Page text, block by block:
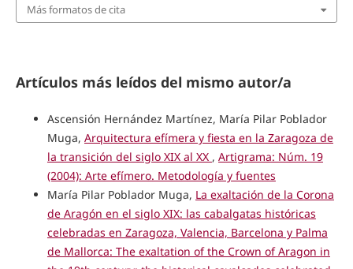
Más formatos de cita
Artículos más leídos del mismo autor/a
Ascensión Hernández Martínez, María Pilar Poblador
Muga, Arquitectura efímera y fiesta en la Zaragoza de
la transición del siglo XIX al XX , Artigrama: Núm. 19
(2004): Arte efímero. Metodología y fuentes
María Pilar Poblador Muga, La exaltación de la Corona
de Aragón en el siglo XIX: las cabalgatas históricas
celebradas en Zaragoza, Valencia, Barcelona y Palma
de Mallorca: The exaltation of the Crown of Aragon in